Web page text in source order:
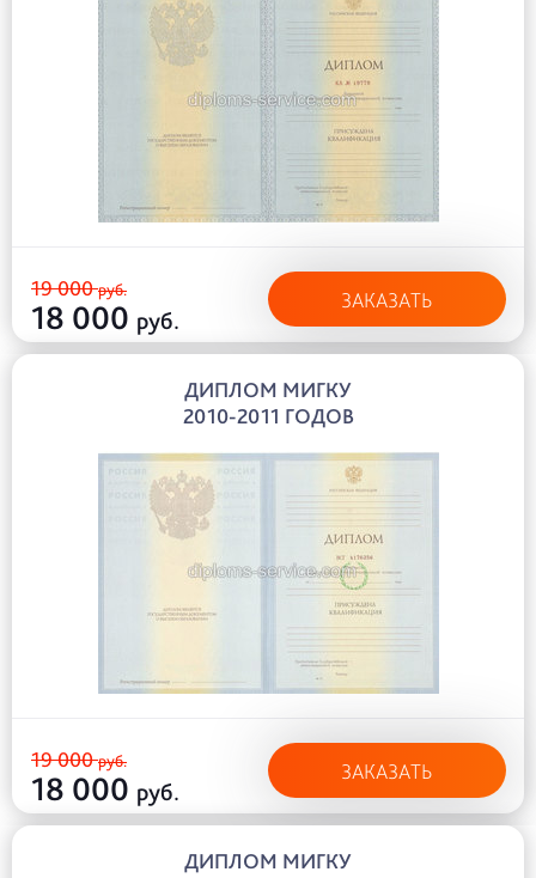
19 000руб.
18 000 руб.
ЗАКАЗАТЬ
ДИПЛОМ МИГКУ
2010-2011 ГОДОВ
19 000руб.
18 000 руб.
ЗАКАЗАТЬ
ДИПЛОМ МИГКУ